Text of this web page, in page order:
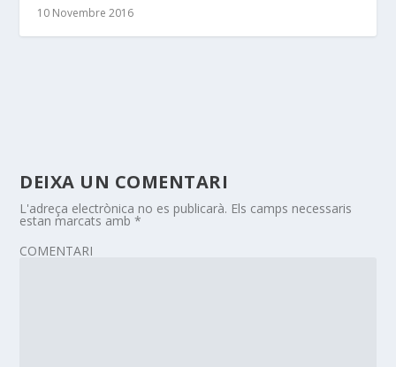
10 Novembre 2016
DEIXA UN COMENTARI
L'adreça electrònica no es publicarà. Els camps necessaris
estan marcats amb*
COMENTARI